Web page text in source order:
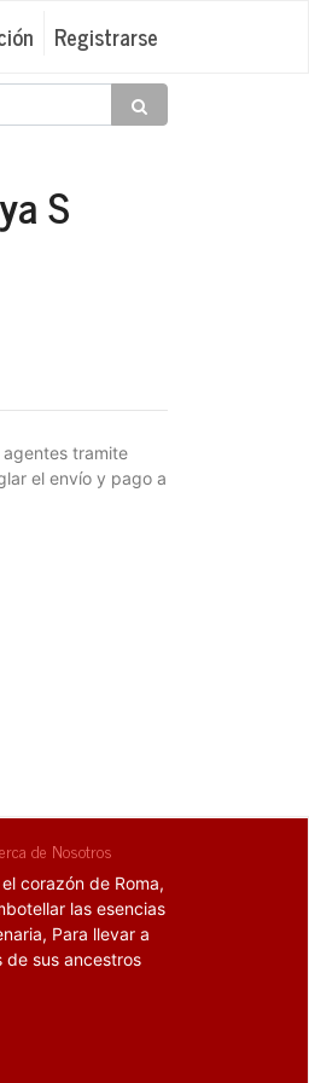
Registrarse
S
tramite
el envío y pago a
de Nosotros
corazón de Roma,
las esencias
Para llevar a
de sus ancestros